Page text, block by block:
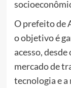
O prefeito de
o objetivo é
acesso,
mercado de
tecnologia e